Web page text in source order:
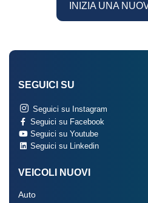
INIZIA UNA
SEGUICI SU
Seguici su Instagram
Seguici su Facebook
Seguici su Youtube
Seguici su Linkedin
VEICOLI NUOVI
Auto